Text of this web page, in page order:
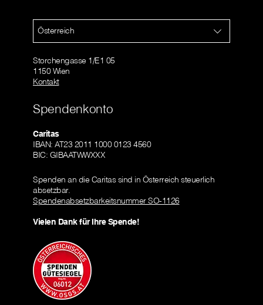
Österreich
Storchengasse 1/E1 05
1150 Wien
Kontakt
Spendenkonto
Caritas
IBAN: AT23 2011 1000 0123 4560
BIC: GIBAATWWXXX
Spenden an die Caritas sind in Österreich steuerlich
absetzbar.
Spendenabsetzbarkeitsnummer SO-1126
Vielen Dank für Ihre Spende!